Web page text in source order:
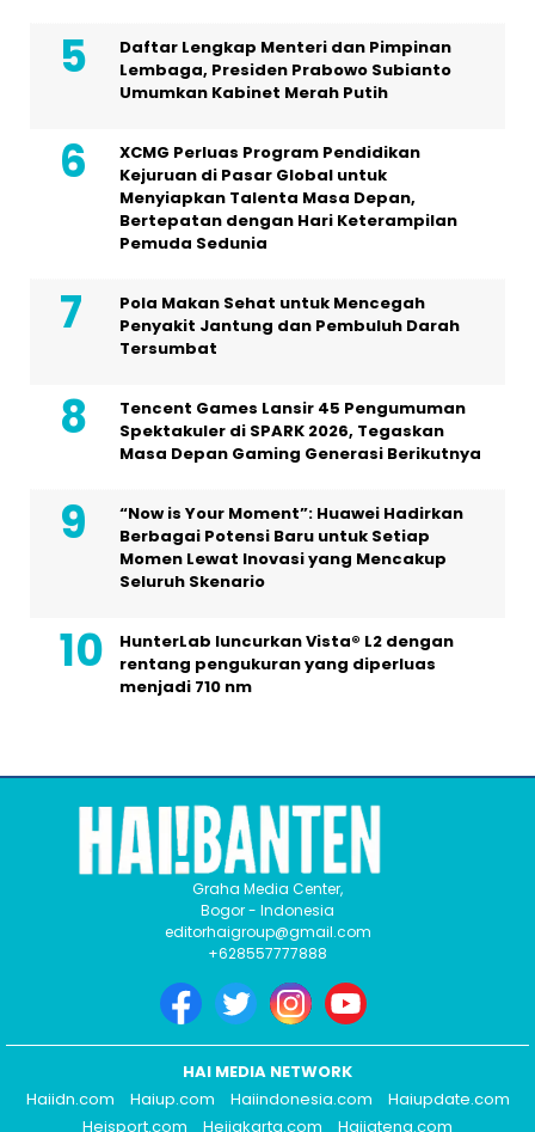
Daftar Lengkap Menteri dan Pimpinan
Lembaga, Presiden Prabowo Subianto
Umumkan Kabinet Merah Putih
XCMG Perluas Program Pendidikan
Kejuruan di Pasar Global untuk
Menyiapkan Talenta Masa Depan,
Bertepatan dengan Hari Keterampilan
Pemuda Sedunia
Pola Makan Sehat untuk Mencegah
Penyakit Jantung dan Pembuluh Darah
Tersumbat
Tencent Games Lansir 45 Pengumuman
Spektakuler di SPARK 2026, Tegaskan
Masa Depan Gaming Generasi Berikutnya
“Now is Your Moment”: Huawei Hadirkan
Berbagai Potensi Baru untuk Setiap
Momen Lewat Inovasi yang Mencakup
Seluruh Skenario
HunterLab luncurkan Vista® L2 dengan
rentang pengukuran yang diperluas
menjadi 710 nm
Graha Media Center,
Bogor - Indonesia
editorhaigroup@gmail.com
+628557777888
HAI MEDIA NETWORK
Haiidn.com
Haiup.com Haiindonesia.com
Haiupdate.com
Heisport.com
Heijakarta.com Haijateng.com